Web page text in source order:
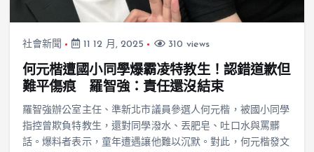
社會新聞 11 12 月, 2025 310 views
何元楷遭國小同學爆霸凌特教生！認錯道歉但
難平傷痕 羅智強：責任還沒結束
羅智強辦公室主任、準新北市議員參選人何元楷，被國小同學
指控曾欺負特教生，還對同學潑水、丟肥皂、吐口水與罵髒
話。爆料者表示，童年遭遇讓他難以沉默。對此，何元楷發文